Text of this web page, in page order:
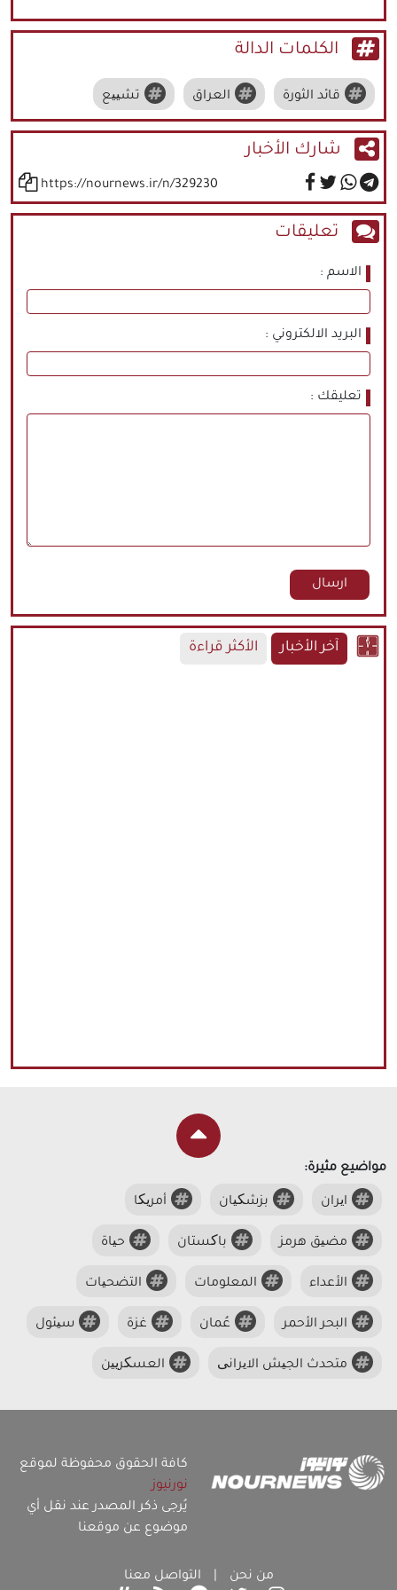
الكلمات الدالة
قائد الثورة العراق تشییع
شارك الأخبار
https://nournews.ir/n/329230
تعليقات
الاسم
البريد الالكتروني
تعليقك
آخر الأخبار الأكثر قراءة
مواضيع مثيرة:
ایران بزشکیان أمریکا
مضیق هرمز باکستان حیاة
الأعداء المعلومات التضحیات
البحر الأحمر عُمان غزة سیئول
متحدث الجیش الایرانی العسکریین
كافة الحقوق محفوظة لموقع
نورنيوز
يُرجى ذكر المصدر عند نقل أي
موضوع عن موقعنا
من نحن التواصل معنا